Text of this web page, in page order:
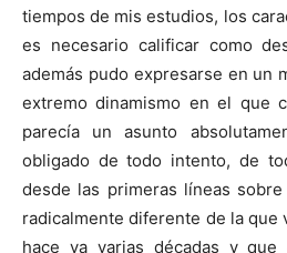
tiempos de mis estudios, los
es necesario calificar como
además pudo expresarse en un
extremo dinamismo en el que
parecía un asunto
obligado de todo intento, de
desde las primeras líneas
radicalmente diferente de la que
hace ya varias décadas y que